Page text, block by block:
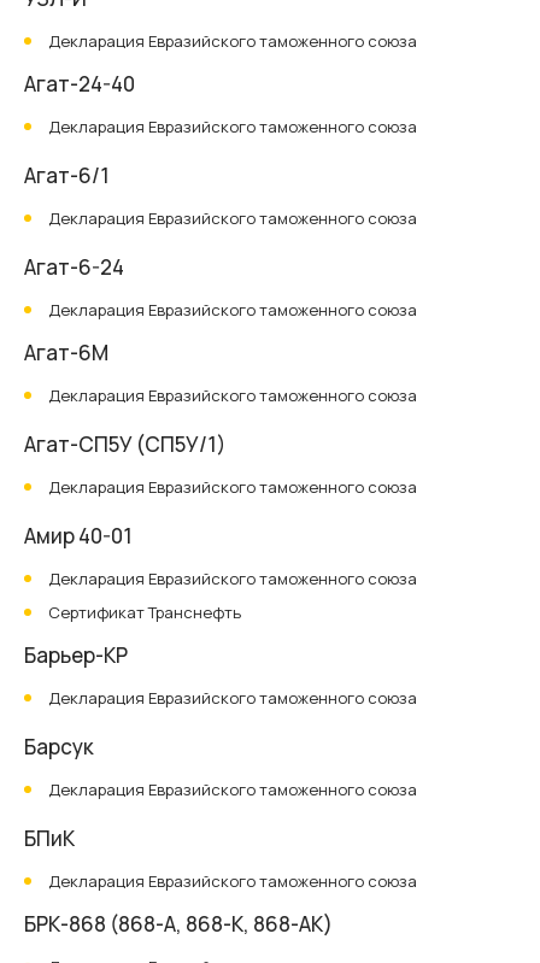
Декларация Евразийского таможенного союза
Агат-24-40
Декларация Евразийского таможенного союза
Агат-6/1
Декларация Евразийского таможенного союза
Агат-6-24
Декларация Евразийского таможенного союза
Агат-6М
Декларация Евразийского таможенного союза
Агат-СП5У (СП5У/1)
Декларация Евразийского таможенного союза
Амир 40-01
Декларация Евразийского таможенного союза
Сертификат Транснефть
Барьер-КР
Декларация Евразийского таможенного союза
Барсук
Декларация Евразийского таможенного союза
БПиК
Декларация Евразийского таможенного союза
БРК-868 (868-А, 868-К, 868-АК)